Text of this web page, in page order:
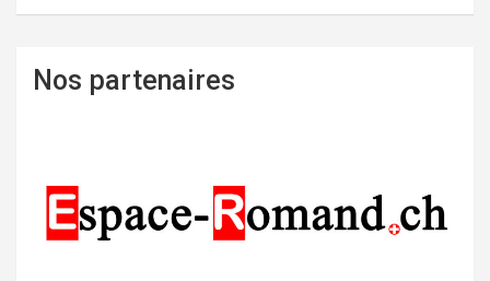
Nos partenaires